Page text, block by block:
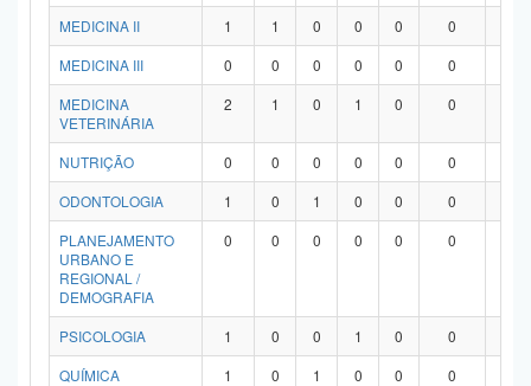
MEDICINA II
1 1 0 0 0 0
MEDICINA III
0 0 0 0 0 0
MEDICINA
VETERINÁRIA
2 1 0 1 0 0
NUTRIÇÃO 0 0 0 0 0 0
ODONTOLOGIA
1 0 1 0 0 0
PLANEJAMENTO
URBANO E
REGIONAL /
DEMOGRAFIA
0 0 0 0 0 0
PSICOLOGIA 1 0 0 1 0 0
QUÍMICA
1 0 1 0 0 0